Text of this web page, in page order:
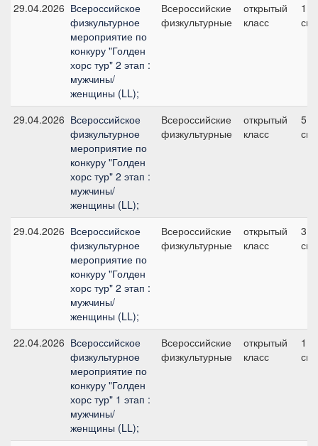
29.04.2026 Всероссийское
физкультурное
мероприятие по
конкуру "Голден
хорс тур" 2 этап :
мужчины/
женщины (LL);
Всероссийские
физкультурные
открытый
класс
1,
см
29.04.2026 Всероссийское
физкультурное
мероприятие по
конкуру "Голден
хорс тур" 2 этап :
мужчины/
женщины (LL);
Всероссийские
физкультурные
открытый
класс
5,
см
29.04.2026 Всероссийское
физкультурное
мероприятие по
конкуру "Голден
хорс тур" 2 этап :
мужчины/
женщины (LL);
Всероссийские
физкультурные
открытый
класс
3,
см
22.04.2026 Всероссийское
физкультурное
мероприятие по
конкуру "Голден
хорс тур" 1 этап :
мужчины/
женщины (LL);
Всероссийские
физкультурные
открытый
класс
1,
см